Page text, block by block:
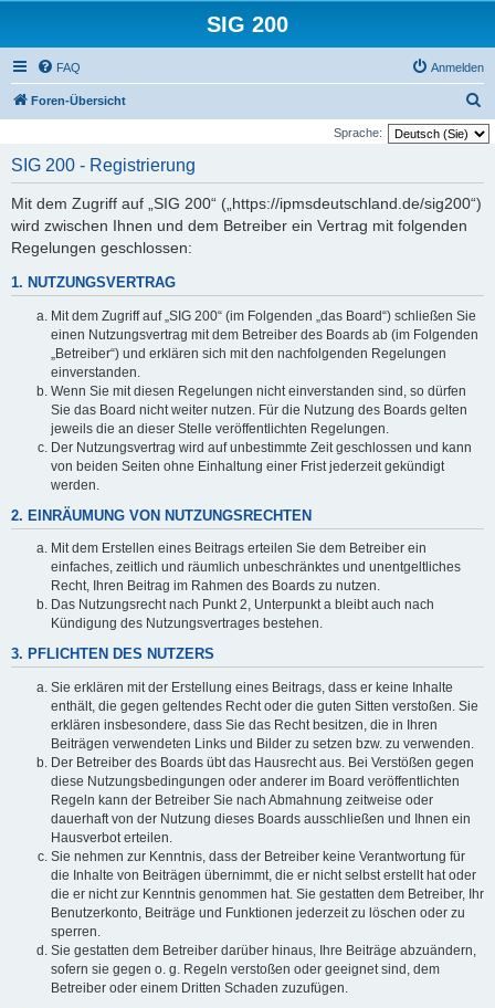
SIG 200
FAQ Anmelden
Foren-Übersicht
u
Sprache:
SIG 200 - Registrierung
Mit dem Zugriff auf „SIG 200“ („https://ipmsdeutschland.de/sig200“)
wird zwischen Ihnen und dem Betreiber ein Vertrag mit folgenden
Regelungen geschlossen:
1. NUTZUNGSVERTRAG
Mit dem Zugriff auf „SIG 200“ (im Folgenden „das Board“) schließen Sie
einen Nutzungsvertrag mit dem Betreiber des Boards ab (im Folgenden
„Betreiber“) und erklären sich mit den nachfolgenden Regelungen
einverstanden.
Wenn Sie mit diesen Regelungen nicht einverstanden sind, so dürfen
Sie das Board nicht weiter nutzen. Für die Nutzung des Boards gelten
jeweils die an dieser Stelle veröffentlichten Regelungen.
Der Nutzungsvertrag wird auf unbestimmte Zeit geschlossen und kann
von beiden Seiten ohne Einhaltung einer Frist jederzeit gekündigt
werden.
2. EINRÄUMUNG VON NUTZUNGSRECHTEN
Mit dem Erstellen eines Beitrags erteilen Sie dem Betreiber ein
einfaches, zeitlich und räumlich unbeschränktes und unentgeltliches
Recht, Ihren Beitrag im Rahmen des Boards zu nutzen.
Das Nutzungsrecht nach Punkt 2, Unterpunkt a bleibt auch nach
Kündigung des Nutzungsvertrages bestehen.
3. PFLICHTEN DES NUTZERS
Sie erklären mit der Erstellung eines Beitrags, dass er keine Inhalte
enthält, die gegen geltendes Recht oder die guten Sitten verstoßen. Sie
erklären insbesondere, dass Sie das Recht besitzen, die in Ihren
Beiträgen verwendeten Links und Bilder zu setzen bzw. zu verwenden.
Der Betreiber des Boards übt das Hausrecht aus. Bei Verstößen gegen
diese Nutzungsbedingungen oder anderer im Board veröffentlichten
Regeln kann der Betreiber Sie nach Abmahnung zeitweise oder
dauerhaft von der Nutzung dieses Boards ausschließen und Ihnen ein
Hausverbot erteilen.
Sie nehmen zur Kenntnis, dass der Betreiber keine Verantwortung für
die Inhalte von Beiträgen übernimmt, die er nicht selbst erstellt hat oder
die er nicht zur Kenntnis genommen hat. Sie gestatten dem Betreiber, Ihr
Benutzerkonto, Beiträge und Funktionen jederzeit zu löschen oder zu
sperren.
Sie gestatten dem Betreiber darüber hinaus, Ihre Beiträge abzuändern,
sofern sie gegen o. g. Regeln verstoßen oder geeignet sind, dem
Betreiber oder einem Dritten Schaden zuzufügen.